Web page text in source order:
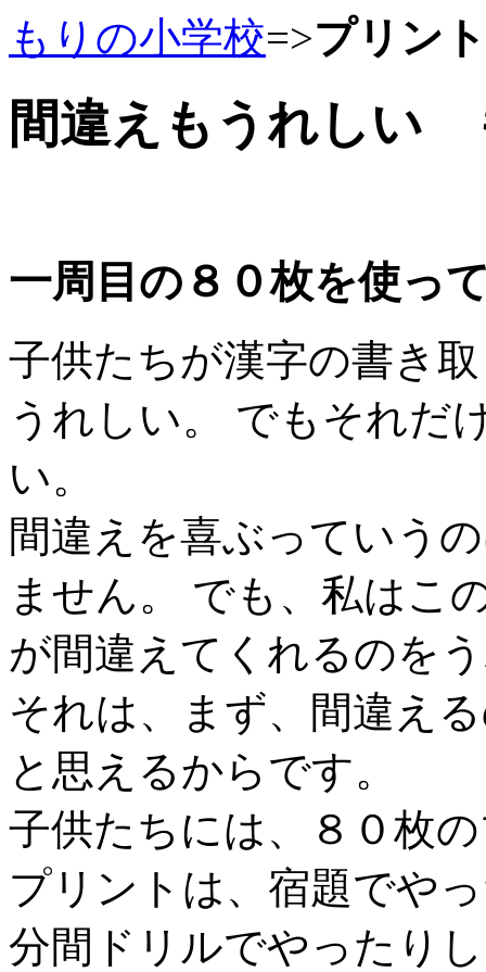
もりの小学校=>プリン
間違えもうれしい
一周目の８０枚を使っ
子供たちが漢字の書き
うれしい。 でもそれだ
い。
間違えを喜ぶっていう
ません。 でも、私はこ
が間違えてくれるのを
それは、まず、間違え
と思えるからです。
子供たちには、８０枚
プリントは、宿題でや
分間ドリルでやったり